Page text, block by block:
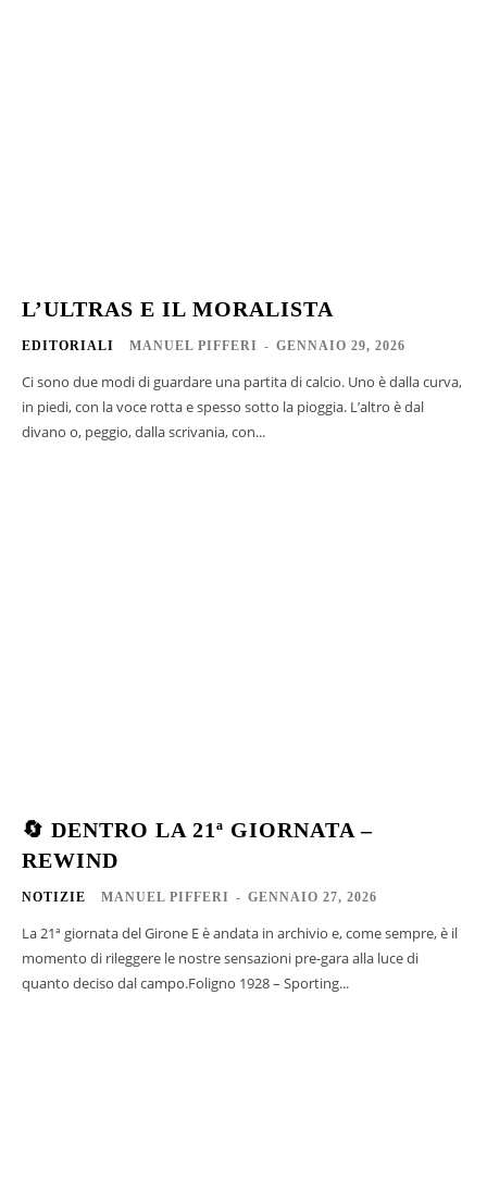
L’ULTRAS E IL MORALISTA
EDITORIALI MANUEL PIFFERI - GENNAIO 29, 2026
Ci sono due modi di guardare una partita di calcio. Uno è dalla curva,
in piedi, con la voce rotta e spesso sotto la pioggia. L’altro è dal
divano o, peggio, dalla scrivania, con...
🔄 DENTRO LA 21ª GIORNATA –
REWIND
NOTIZIE MANUEL PIFFERI - GENNAIO 27, 2026
La 21ª giornata del Girone E è andata in archivio e, come sempre, è il
momento di rileggere le nostre sensazioni pre-gara alla luce di
quanto deciso dal campo.Foligno 1928 – Sporting...